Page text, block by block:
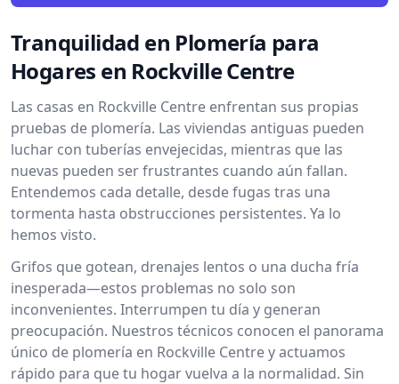
Tranquilidad en Plomería para
Hogares en Rockville Centre
Las casas en Rockville Centre enfrentan sus propias
pruebas de plomería. Las viviendas antiguas pueden
luchar con tuberías envejecidas, mientras que las
nuevas pueden ser frustrantes cuando aún fallan.
Entendemos cada detalle, desde fugas tras una
tormenta hasta obstrucciones persistentes. Ya lo
hemos visto.
Grifos que gotean, drenajes lentos o una ducha fría
inesperada—estos problemas no solo son
inconvenientes. Interrumpen tu día y generan
preocupación. Nuestros técnicos conocen el panorama
único de plomería en Rockville Centre y actuamos
rápido para que tu hogar vuelva a la normalidad. Sin